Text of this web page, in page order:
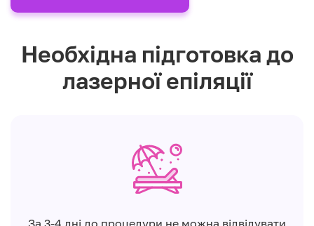
Необхідна підготовка до
лазерної епіляції